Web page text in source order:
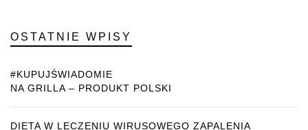
OSTATNIE WPISY
#KUPUJŚWIADOMIE
NA GRILLA – PRODUKT POLSKI
DIETA W LECZENIU WIRUSOWEGO ZAPALENIA